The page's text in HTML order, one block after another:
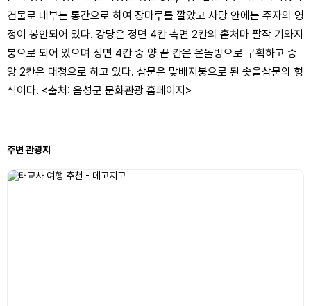
건물로 내부는 통간으로 하여 장마루를 깔았고 사당 안에는 주자의 영
정이 봉안되어 있다. 강당은 정면 4칸 측면 2칸의 홑처마 팔작 기와지
붕으로 되어 있으며 정면 4칸 중 양 끝 칸은 온돌방으로 구획하고 중
앙 2칸은 대청으로 하고 있다. 삼문은 맞배지붕으로 된 솟을삼문의 형
식이다. <출처: 음성군 문화관광 홈페이지>
주변 관광지